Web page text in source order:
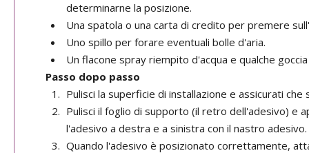
determinarne la posizione.
Una spatola o una carta di credito per premere
Uno spillo per forare eventuali bolle d'aria.
Un flacone spray riempito d'acqua e qualche
Passo dopo passo
Pulisci la superficie di installazione e assicurati che
Pulisci il foglio di supporto (il retro dell'adesivo) e
l'adesivo a destra e a sinistra con il nastro adesivo.
Quando l'adesivo è posizionato correttamente,